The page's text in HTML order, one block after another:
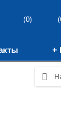
(0)
+